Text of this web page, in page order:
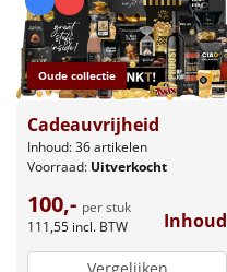
Oude collectie
Cadeauvrijheid
Inhoud: 36 artikelen
Voorraad: Uitverkocht
100,- per stuk
111,55 incl. BTW Inhoud